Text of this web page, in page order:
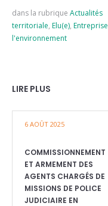
dans la rubrique Actualités
territoriale, Elu(e), Entreprise
l'environnement
LIRE PLUS
6 AOÛT 2025
COMMISSIONNEMENT
ET ARMEMENT DES
AGENTS CHARGÉS DE
MISSIONS DE POLICE
JUDICIAIRE EN